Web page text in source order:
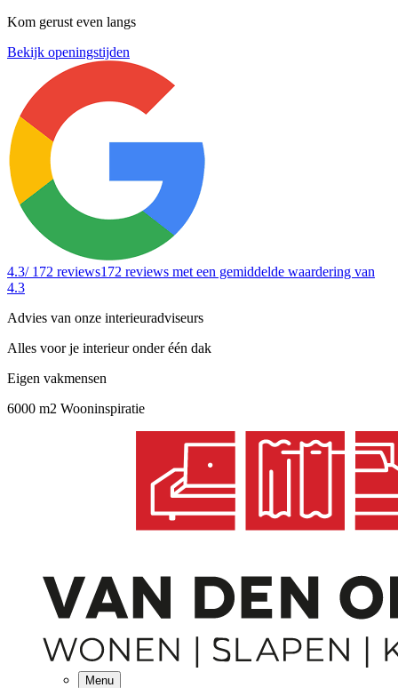
Kom gerust even langs
Bekijk openingstijden
4.3/ 172 reviews172 reviews met een gemiddelde waardering van
4.3
Advies van onze interieuradviseurs
Alles voor je interieur onder één dak
Eigen vakmensen
6000 m2 Wooninspiratie
Menu